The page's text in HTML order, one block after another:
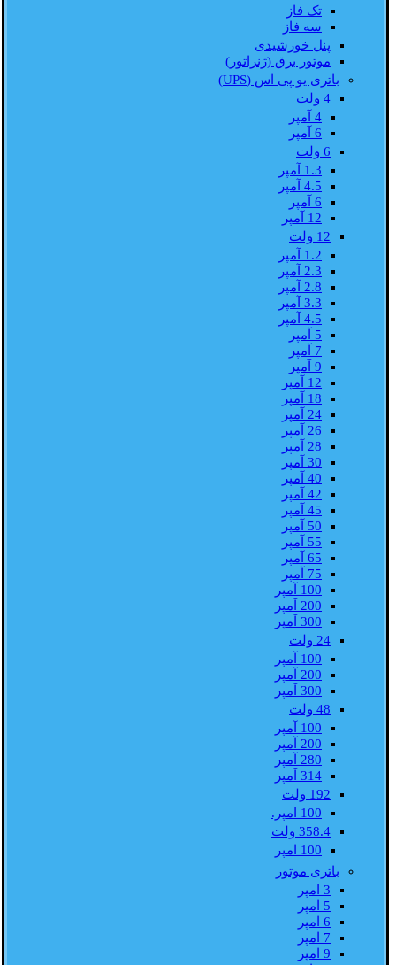
تک فاز
سه فاز
پنل خورشیدی
موتور برق (ژنراتور)
باتری یو پی اس (UPS)
4 ولت
4 آمپر
6 آمپر
6 ولت
1.3 آمپر
4.5 آمپر
6 آمپر
12 آمپر
12 ولت
1.2 آمپر
2.3 آمپر
2.8 آمپر
3.3 آمپر
4.5 آمپر
5 آمپر
7 آمپر
9 آمپر
12 آمپر
18 آمپر
24 آمپر
26 آمپر
28 آمپر
30 آمپر
40 آمپر
42 آمپر
45 آمپر
50 آمپر
55 آمپر
65 آمپر
75 آمپر
100 آمپر
200 آمپر
300 آمپر
24 ولت
100 آمپر
200 آمپر
300 آمپر
48 ولت
100 آمپر
200 آمپر
280 آمپر
314 آمپر
192 ولت
100 امپر.
358.4 ولت
100 امپر
باتری موتور
3 امپر
5 امپر
6 امپر
7 امپر
9 امپر